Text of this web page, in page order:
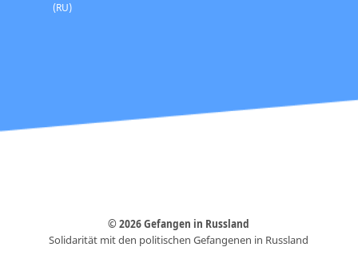
(RU)
© 2026 Gefangen in Russland
Solidarität mit den politischen Gefangenen in Russland